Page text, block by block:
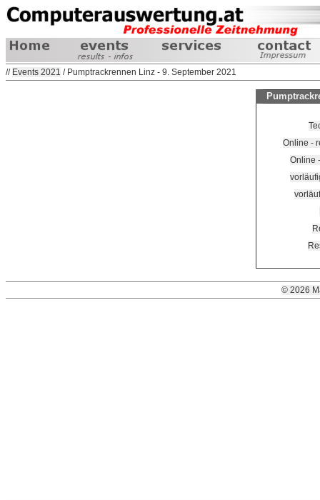
// Events 2021 / Pumptrackrennen Linz - 9. September 2021
Online -
Online
© 2026